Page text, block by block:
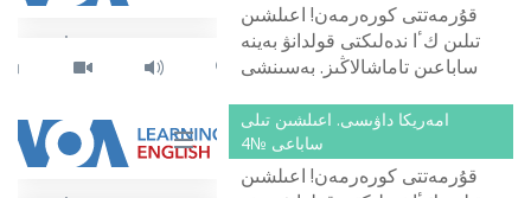
قۇرمەتتى كورەرمەن! اعىلشىن
تىلىن كٴا ندەلىكتى قولدانۋ بەينە
ساباعىن تاماشالاڭىز. بەسىنشى
قايداسىن...
امەريكا داۋىسى. اعىلشىن تىلى
ساباعى №4
قۇرمەتتى كورەرمەن! اعىلشىن